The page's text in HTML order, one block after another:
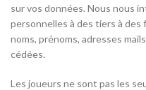
sur vos données. Nous nous
personnelles à des tiers à
noms, prénoms, adresses
cédées.
Les joueurs ne sont pas les